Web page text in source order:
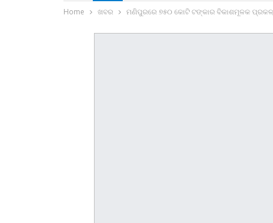
Home ଖବର ମଣିପୁରରେ ୭୫୦ କୋଟି ଟଙ୍କାର ବିକାଶମୂଳକ